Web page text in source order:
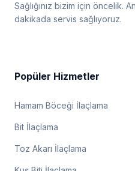
Sağlığınız bizim için öncelik.
dakikada servis sağlıyoruz.
Popüler Hizmetler
Hamam Böceği İlaçlama
Bit İlaçlama
Toz Akarı İlaçlama